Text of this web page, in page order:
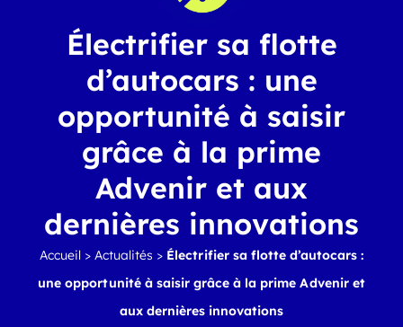
Électrifier sa flotte
d’autocars : une
opportunité à saisir
grâce à la prime
Advenir et aux
dernières innovations
Accueil> Actualités > Électrifier sa flotte d’autocars :
une opportunité à saisir grâce à la prime Advenir et
aux dernières innovations